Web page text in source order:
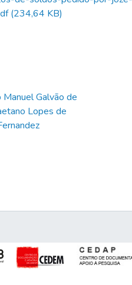
(234,64 KB)
Manuel Galvão de
Lopes de